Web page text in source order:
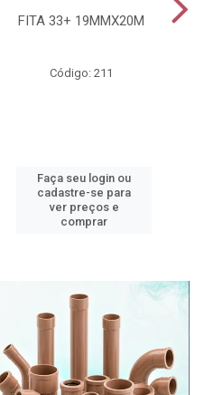
FITA 33+ 19MMX20M
Código: 211
Faça seu login ou
cadastre-se para
ver preços e
comprar